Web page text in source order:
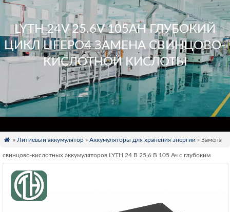
LYTH 24V 25.6V 105AH ГЛУБОКИЙ
ЦИКЛ LIFEPO4 ЗАМЕНА СВИНЦОВО-
КИСЛОТНОЙ КИСЛОТЫ
 » Литиевый аккумулятор» Аккумуляторы для хранения энергии » Замена
свинцово-кислотных аккумуляторов LYTH 24 В 25,6 В 105 Ач с глубоким
циклом LiFePO4